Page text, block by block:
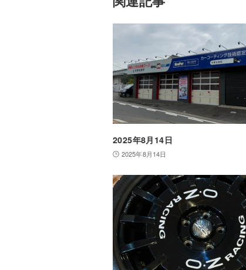
2025年8月14日
2025年8月14日